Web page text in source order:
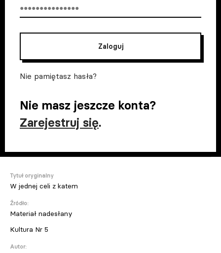
Zaloguj
Nie pamiętasz hasła?
Nie masz jeszcze konta?
Zarejestruj się.
Tytuł oryginalny
W jednej celi z katem
Źródło:
Materiał nadesłany
Kultura Nr 5
Autor: